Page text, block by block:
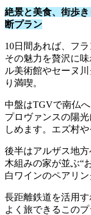
絶景と美食、街歩
断プラン
10日間あれば、フ
その魅力を贅沢に
ル美術館やセーヌ
り満喫。
中盤はTGVで南仏
プロヴァンスの陽
しめます。エズ村
後半はアルザス地
木組みの家が並ぶ“
白ワインのペアリン
長距離鉄道を活用
よく旅できるこの